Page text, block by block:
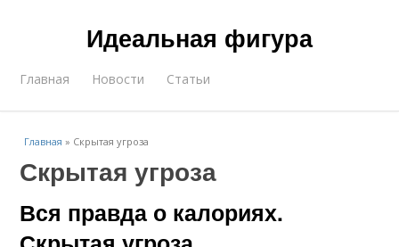
Идеальная фигура
Главная Новости Статьи
Главная » Скрытая угроза
Скрытая угроза
Вся правда о калориях.